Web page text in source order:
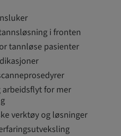
i fronten
tannløse pasienter
for mer
verktøy og løsninger